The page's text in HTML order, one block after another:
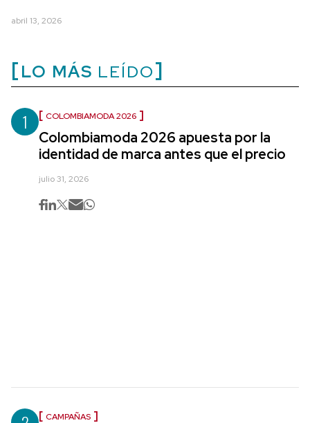
abril 13, 2026
LO MÁS LEÍDO
1 COLOMBIAMODA 2026
Colombiamoda 2026 apuesta por la
identidad de marca antes que el precio
julio 31, 2026
CAMPAÑAS